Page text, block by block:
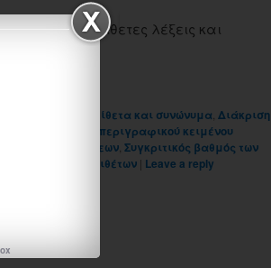
με αντίθετες λέξεις και
Αντίθετα και συνώνυμα Διάκριση
και παραγωγή περιγραφικού κειμένου
παρομοιώσεων Συγκριτικός βαθμός των
και ρόλος των επιθέτων | Leave a reply